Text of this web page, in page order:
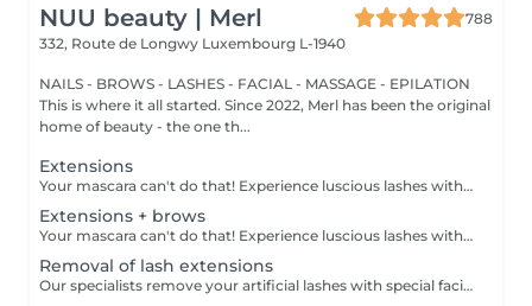
NUU beauty | Merl
788
332, Route de Longwy Luxembourg L-1940
NAILS - BROWS - LASHES - FACIAL - MASSAGE - EPILATION
This is where it all started. Since 2022, Merl has been the original
home of beauty - the one th...
Extensions
Your mascara can't do that! Experience luscious lashes with our professional lash extensions. Each artificial lash is expertly applied to your natural lashes, creating a fuller, longer, and darker look. Volume options: choose from 1D to 5D for the perfect fullness. Personalised choices: discuss your preferences for curves and colours with our expert. What to expect: - eye area is cleaned - tape and patches protect the skin - extensions are applied to your natural lashes - lashes are dried for a secure hold - tape and patches are removed Post-care: avoid wetting lashes for 24 hours. Frequency: schedule every 3-4 weeks.
Extensions + brows
Your mascara can't do that! Experience luscious lashes with our professional lash extensions. Each artificial lash is expertly applied to your natural lashes, creating a fuller, longer, and darker look. Volume options: choose from 1D to 5D for the perfect fullness. Personalised choices: discuss your preferences for curves and colours with our expert. Comfort focused: extensions are applied one eye at a time, with breaks as needed during the 2-hour process. What to expect: - eye area is cleaned - tape and patches protect the skin - extensions are applied to your natural lashes - lashes are dried for a secure hold - tape and patches are removed Post-care: avoid wetting lashes for 24 hours. Frequency: schedule every 3-4 weeks.
Removal of lash extensions
Our specialists remove your artificial lashes with special facilities. If the lashes were done in our beauty space - on your next visit for lash extensions removal will be for free.